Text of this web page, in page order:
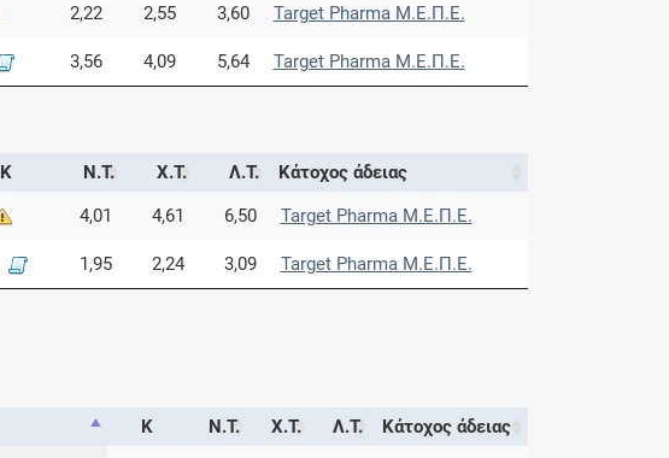
2,22 2,55 3,60 Target Pharma Μ.Ε.Π.Ε.
3,56 4,09 5,64 Target Pharma Μ.Ε.Π.Ε.
Κ Ν.Τ. Χ.Τ. Λ.Τ.
Κάτοχος άδειας
4,01 4,61 6,50 Target Pharma Μ.Ε.Π.Ε.
1,95 2,24 3,09 Target Pharma Μ.Ε.Π.Ε.
Κ Ν.Τ. Χ.Τ. Λ.Τ. Κάτοχος άδειας